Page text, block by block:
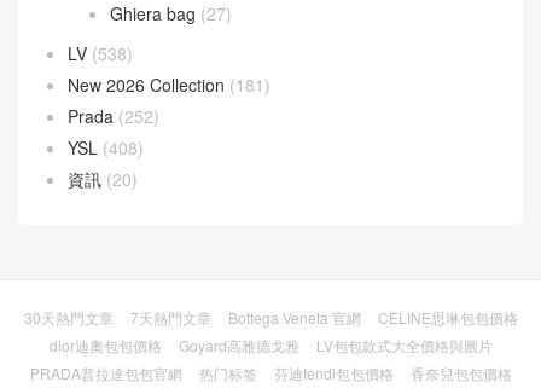
Ghiera bag (27)
LV (538)
New 2026 Collection (181)
Prada (252)
YSL (408)
資訊 (20)
30天熱門文章 7天熱門文章 Bottega Veneta 官網
CELINE思琳包包價格
dior迪奧包包價格
Goyard高雅德戈雅
LV包包款式大全價格與圖片
PRADA普拉達包包官網
热门标签 芬迪fendi包包價格 香奈兒包包價格